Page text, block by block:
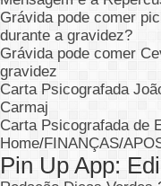
Grávida pode comer
durante a gravidez?
Grávida pode comer
gravidez
Carta Psicografada
Carmaj
Carta Psicografada de
Home/FINANÇAS/
Pin Up App: